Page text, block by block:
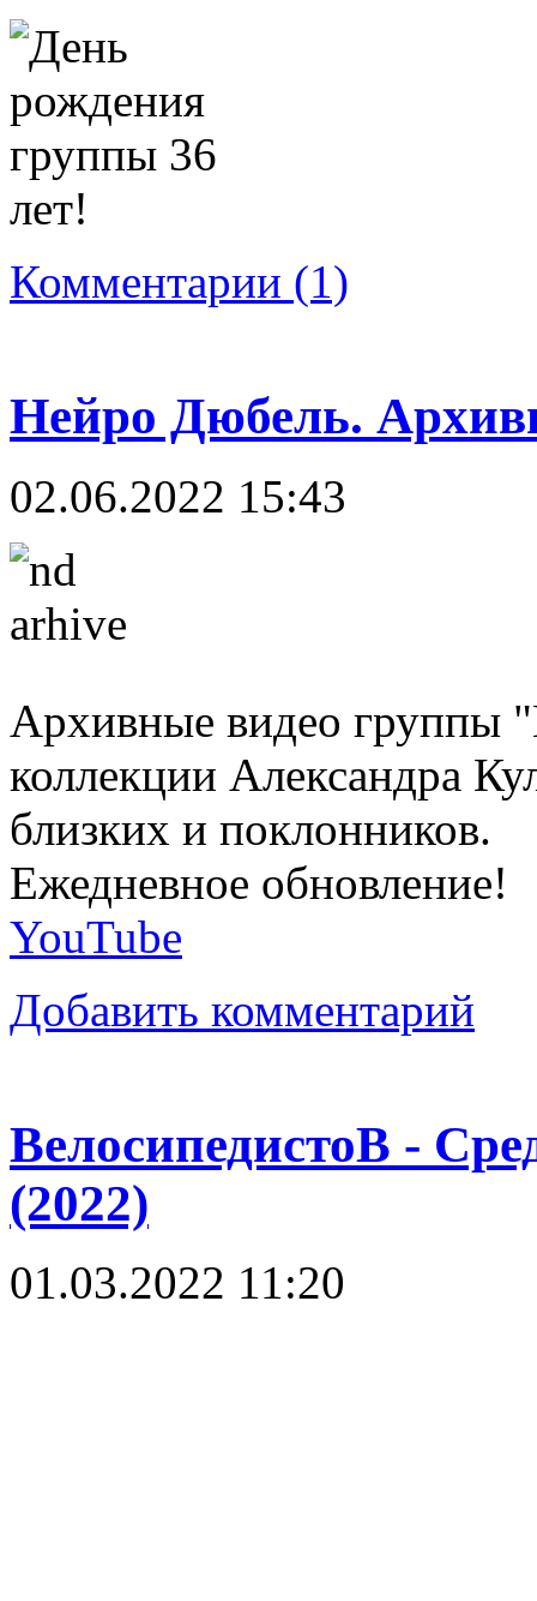
Комментарии (1)
Нейро Дюбель.
02.06.2022 15:43
Архивные видео группы
коллекции Александра
близких и поклонников.
Ежедневное обновление!
YouTube
Добавить комментарий
ВелосипедистоВ -
(2022)
01.03.2022 11:20